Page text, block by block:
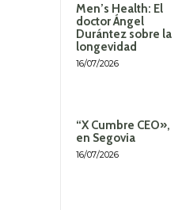
Men’s Health: El
doctor Ángel
Durántez sobre la
longevidad
16/07/2026
“X Cumbre CEO»,
en Segovia
16/07/2026